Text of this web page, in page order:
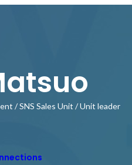
/ SNS Sales Unit / Unit leader